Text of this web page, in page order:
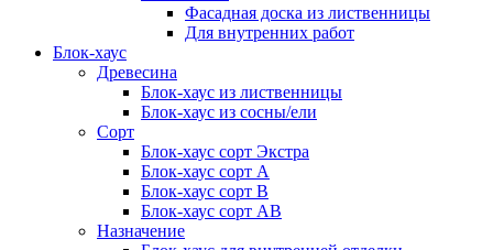
Фасадная доска из лиственницы
Для внутренних работ
Блок-хаус
Древесина
Блок-хаус из лиственницы
Блок-хаус из сосны/ели
Сорт
Блок-хаус сорт Экстра
Блок-хаус сорт А
Блок-хаус сорт B
Блок-хаус сорт АВ
Назначение